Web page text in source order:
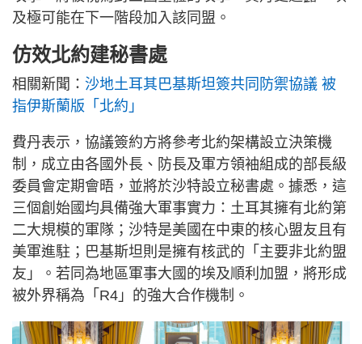
及極可能在下一階段加入該同盟。
仿效北約建秘書處
相關新聞： 沙地土耳其巴基斯坦簽共同防禦協議 被
指伊斯蘭版「北約」
費丹表示，協議簽約方將參考北約架構設立決策機
制，成立由各國外長、防長及軍方領袖組成的部長級
委員會定期會晤，並將於沙特設立秘書處。據悉，這
三個創始國均具備強大軍事實力：土耳其擁有北約第
二大規模的軍隊；沙特是美國在中東的核心盟友且有
美軍進駐；巴基斯坦則是擁有核武的「主要非北約盟
友」。若同為地區軍事大國的埃及順利加盟，將形成
被外界稱為「R4」的強大合作機制。